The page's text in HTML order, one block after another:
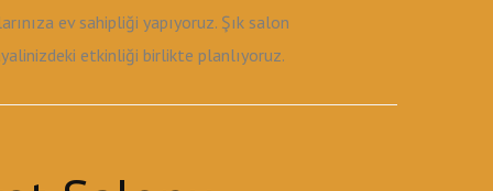
ev sahipliği yapıyoruz. Şık salon
etkinliği birlikte planlıyoruz.